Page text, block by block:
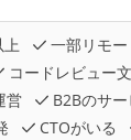
一部リモ
コードレビュー
営
B2Bのサ
CTOがいる